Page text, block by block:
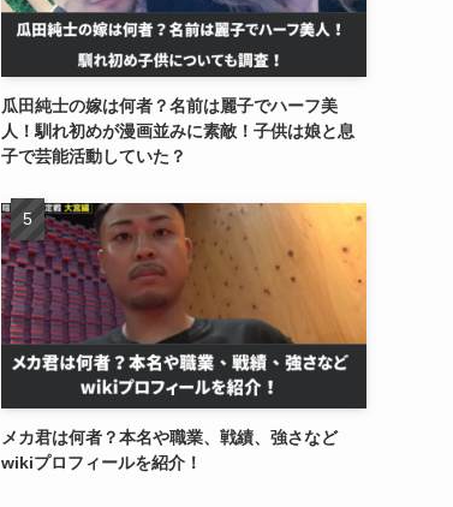
瓜田純士の嫁は何者？名前は麗子でハーフ美
人！馴れ初めが漫画並みに素敵！子供は娘と息
子で芸能活動していた？
メカ君は何者？本名や職業、戦績、強さなど
wikiプロフィールを紹介！